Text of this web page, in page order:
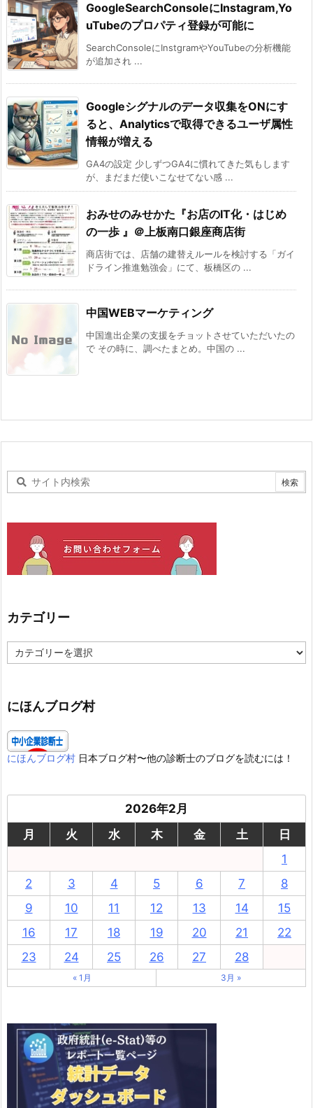
GoogleSearchConsoleにInstagram,Yo
uTubeのプロパティ登録が可能に
SearchConsoleにInstgramやYouTubeの分析機能
が追加され ...
Googleシグナルのデータ収集をONにす
ると、Analyticsで取得できるユーザ属性
情報が増える
GA4の設定 少しずつGA4に慣れてきた気もします
が、まだまだ使いこなせてない感 ...
おみせのみせかた 『お店のIT化・はじめ
の一歩 』＠上板南口銀座商店街
商店街では、店舗の建替えルールを検討する「ガイ
ドライン推進勉強会」にて、板橋区の ...
中国WEBマーケティング
中国進出企業の支援をチョットさせていただいたの
で その時に、調べたまとめ。中国の ...
カテゴリー
テ
ー
にほんブログ村
にほんブログ村 日本ブログ村〜他の診断士のブログを読むには！
2026年2月
月
火 水 木 金 土
日
1
2
3 4 5 6 7
8
9
10 11 12 13 14
15
16
17 18 19 20 21
22
23
24 25 26 27 28
« 1月 3月 »